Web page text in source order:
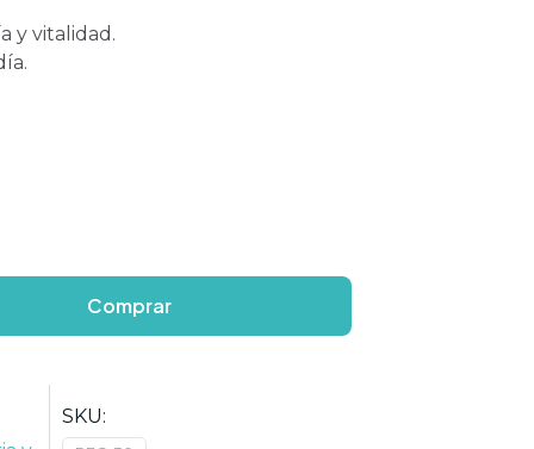
y vitalidad.
Comprar
SKU: